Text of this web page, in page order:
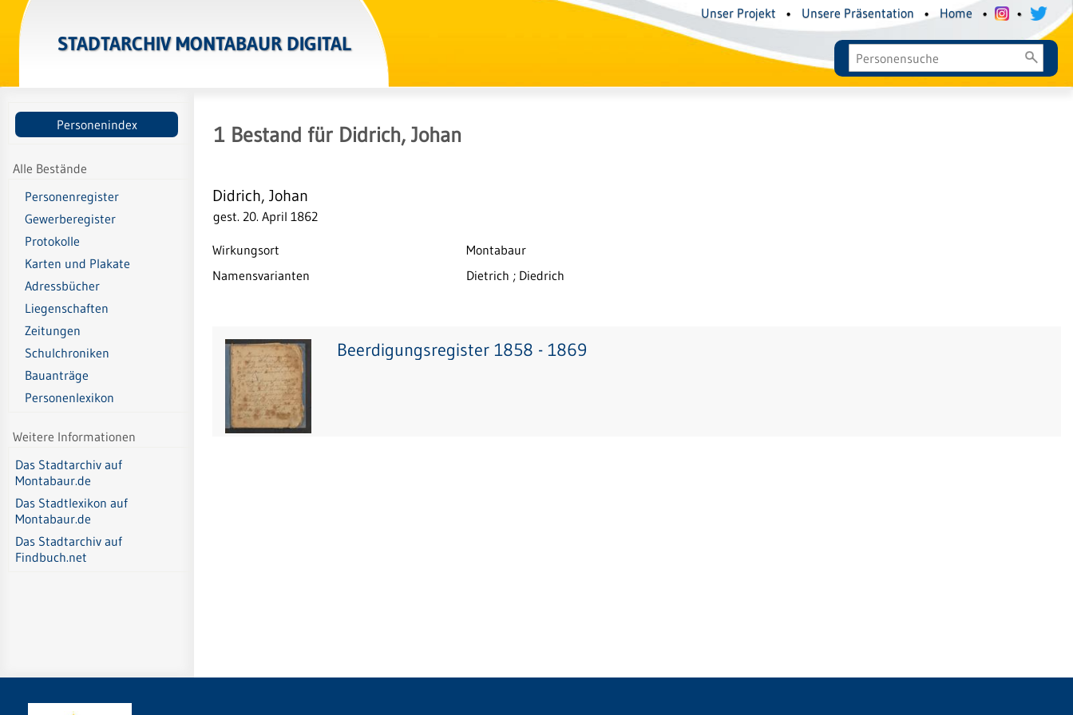
STADTARCHIV MONTABAUR DIGITAL
Unser Projekt • Unsere Präsentation • Home • •
Personenindex
Alle Bestände
Personenregister
Gewerberegister
Protokolle
Karten und Plakate
Adressbücher
Liegenschaften
Zeitungen
Schulchroniken
Bauanträge
Personenlexikon
Weitere Informationen
Das Stadtarchiv auf
Montabaur.de
Das Stadtlexikon auf
Montabaur.de
Das Stadtarchiv auf
Findbuch.net
1 Bestand für Didrich, Johan
Didrich, Johan
gest. 20. April 1862
Wirkungsort
Montabaur
Namensvarianten
Dietrich ; Diedrich
Beerdigungsregister 1858 - 1869